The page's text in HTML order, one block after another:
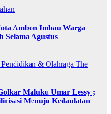
Ambon Imbau Warga
Selama Agustus
Pendidikan & Olahraga The
Maluku Umar Lessy ;
Menuju Kedaulatan